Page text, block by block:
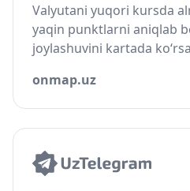
Valyutani yuqori kursda
yaqin punktlarni aniqlab
joylashuvini kartada
onmap.uz